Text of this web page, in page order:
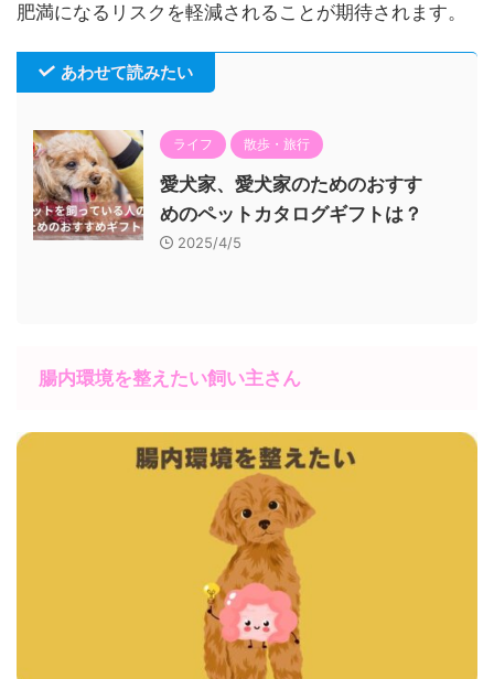
肥満になるリスクを軽減されることが期待されます。
あわせて読みたい
ライフ 散歩・旅行
愛犬家、愛犬家のためのおすす
めのペットカタログギフトは？
2025/4/5
腸内環境を整えたい飼い主さん